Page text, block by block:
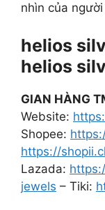
nhìn của
helios
helios
GIAN HÀNG
Website:
Shopee:
https://
Lazada:
jewels – Tiki: